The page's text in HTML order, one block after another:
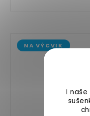
I naše
NA VÝCVIK